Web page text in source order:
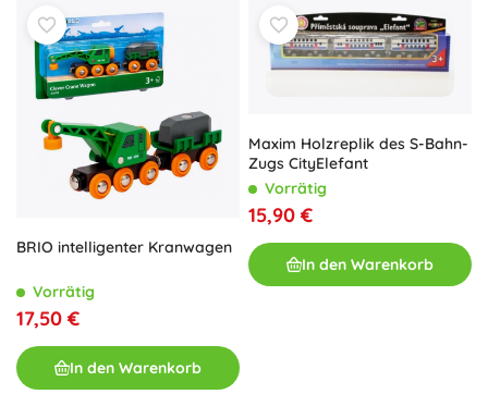
BRIO intelligenter Kranwagen
Vorrätig
17,50 €
In den Warenkorb
Maxim Holzreplik des S-Bahn-
Zugs CityElefant
Vorrätig
15,90 €
In den Warenkorb